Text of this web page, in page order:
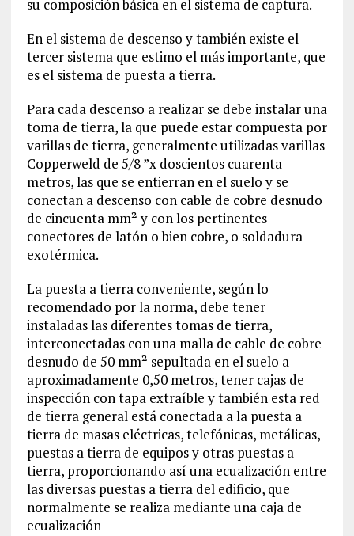
su composición básica en el sistema de captura.
En el sistema de descenso y también existe el
tercer sistema que estimo el más importante, que
es el sistema de puesta a tierra.
Para cada descenso a realizar se debe instalar una
toma de tierra, la que puede estar compuesta por
varillas de tierra, generalmente utilizadas varillas
Copperweld de 5/8 ”x doscientos cuarenta
metros, las que se entierran en el suelo y se
conectan a descenso con cable de cobre desnudo
de cincuenta mm² y con los pertinentes
conectores de latón o bien cobre, o soldadura
exotérmica.
La puesta a tierra conveniente, según lo
recomendado por la norma, debe tener
instaladas las diferentes tomas de tierra,
interconectadas con una malla de cable de cobre
desnudo de 50 mm² sepultada en el suelo a
aproximadamente 0,50 metros, tener cajas de
inspección con tapa extraíble y también esta red
de tierra general está conectada a la puesta a
tierra de masas eléctricas, telefónicas, metálicas,
puestas a tierra de equipos y otras puestas a
tierra, proporcionando así una ecualización entre
las diversas puestas a tierra del edificio, que
normalmente se realiza mediante una caja de
ecualización